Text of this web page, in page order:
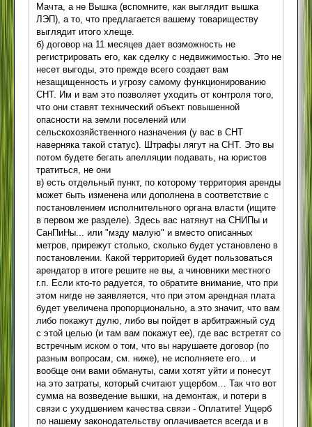
Мачта, а не Вышка (вспомните, как выглядит вышка
ЛЭП), а то, что предлагается вашему товариществу
выглядит итого хлеще.
б) договор на 11 месяцев дает возможность не
регистрировать его, как сделку с недвижимостью. Это не
несет выгоды, это прежде всего создает вам
незащищенность и угрозу самому функционированию
СНТ. Им и вам это позволяет уходить от контроля того,
что они ставят технический объект повышенной
опасности на земли поселений или
сельскохозяйственного назначения (у вас в СНТ
наверняка такой статус). Штрафы лягут на СНТ. Это вы
потом будете бегать апелляции подавать, на юристов
тратиться, не они
в) есть отдельный пункт, по которому территория аренды
может быть изменена или дополнена в соответствие с
постановлением исполнительного органа власти (ищите
в первом же разделе). Здесь вас натянут на СНИПы и
СанПиНы... или "мзду малую" и вместо описанных
метров, прирежут столько, сколько будет установлено в
постановлении. Какой территорией будет пользоваться
арендатор в итоге решите не вы, а чиновники местного
г.п. Если кто-то радуется, то обратите внимание, что при
этом нигде не заявляется, что при этом арендная плата
будет увеличена пропорционально, а это значит, что вам
либо покажут дулю, либо вы пойдет в арбитражный суд
с этой целью (и там вам покажут ее), где вас встретят со
встречным иском о том, что вы нарушаете договор (по
разным вопросам, см. ниже), не исполняете его... и
вообще они вами обмануты, сами хотят уйти и понесут
на это затраты, который считают ущербом… Так что вот
сумма на возведение вышки, на демонтаж, и потери в
связи с ухудшением качества связи - Оплатите! Ущерб
по нашему законодательству оплачивается всегда и в